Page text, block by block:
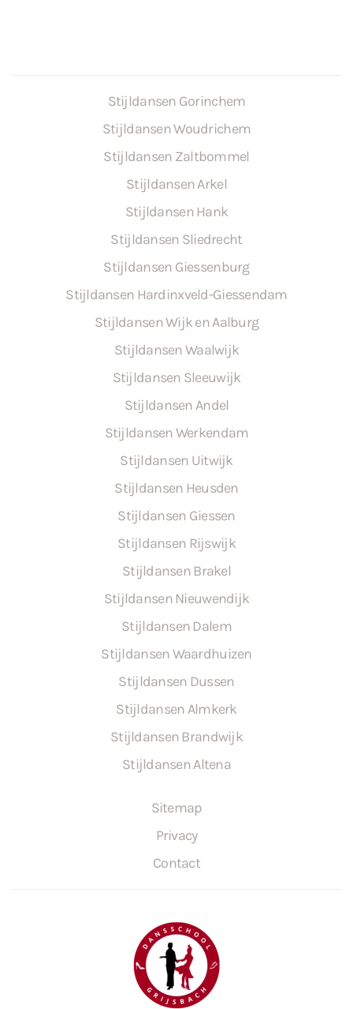
Stijldansen Gorinchem
Stijldansen Woudrichem
Stijldansen Zaltbommel
Stijldansen Arkel
Stijldansen Hank
Stijldansen Sliedrecht
Stijldansen Giessenburg
Stijldansen Hardinxveld-Giessendam
Stijldansen Wijk en Aalburg
Stijldansen Waalwijk
Stijldansen Sleeuwijk
Stijldansen Andel
Stijldansen Werkendam
Stijldansen Uitwijk
Stijldansen Heusden
Stijldansen Giessen
Stijldansen Rijswijk
Stijldansen Brakel
Stijldansen Nieuwendijk
Stijldansen Dalem
Stijldansen Waardhuizen
Stijldansen Dussen
Stijldansen Almkerk
Stijldansen Brandwijk
Stijldansen Altena
Sitemap
Privacy
Contact